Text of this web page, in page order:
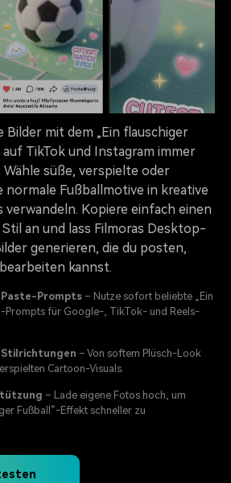
Bilder mit dem „Ein flauschiger
TikTok und Instagram immer
süße, verspielte oder
normale Fußballmotive in kreative
verwandeln. Kopiere einfach einen
an und lass Filmoras Desktop-
generieren, die du posten,
kannst.
Prompts – Nutze sofort beliebte „Ein
Prompts für Google-, TikTok- und Reels-
– Von softem Plüsch-Look
Cartoon-Visuals.
– Lade eigene Fotos hoch, um
Fußball“-Effekt schneller zu